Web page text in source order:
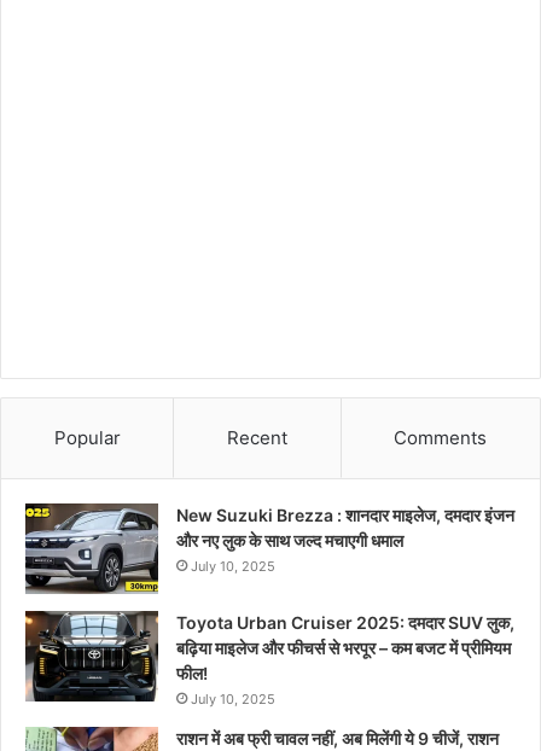
Popular Recent Comments
New Suzuki Brezza : शानदार माइलेज, दमदार इंजन
और नए लुक के साथ जल्द मचाएगी धमाल
July 10, 2025
Toyota Urban Cruiser 2025: दमदार SUV लुक,
बढ़िया माइलेज और फीचर्स से भरपूर – कम बजट में प्रीमियम
फील!
July 10, 2025
राशन में अब फ्री चावल नहीं, अब मिलेंगी ये 9 चीजें, राशन